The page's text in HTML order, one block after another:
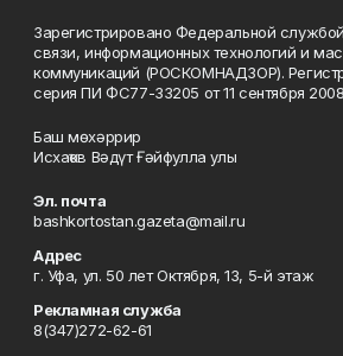
Зарегистрировано Федеральной
связи, информационных технологий и
коммуникаций (РОСКОМНАДЗОР).
серия ПИ ФС77-33205 от 11 сентября
Баш мөхәррир
Исхаҡов Вәдүт Ғәйфулла улы
Эл. почта
bashkortostan.gazeta@mail.ru
Адрес
г. Уфа, ул. 50 лет Октября, 13, 5-й этаж
Рекламная служба
8(347)272-62-61